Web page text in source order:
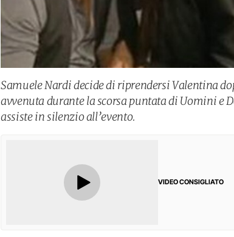
Samuele Nardi decide di riprendersi Valentina
avvenuta durante la scorsa puntata di Uomini e
assiste in silenzio all’evento.
VIDEO CONSIGLIATO